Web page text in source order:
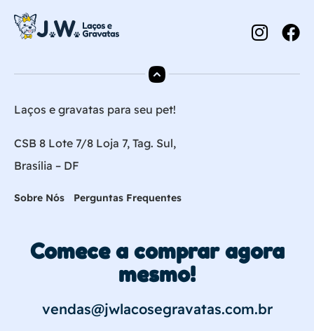
Laços e gravatas para seu pet!
CSB 8 Lote 7/8 Loja 7, Tag. Sul,
Brasília – DF
Sobre Nós Perguntas Frequentes
Comece a comprar agora
mesmo!
vendas@jwlacosegravatas.com.br